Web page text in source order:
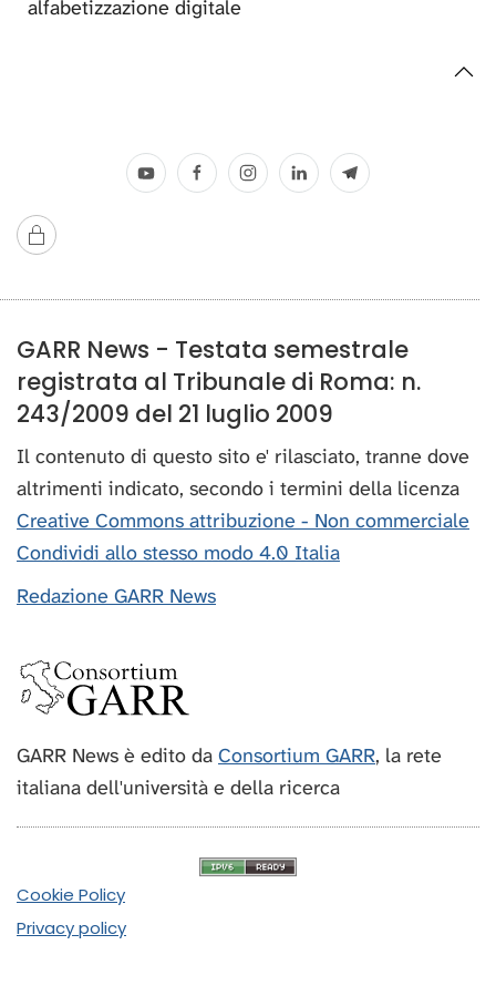
alfabetizzazione digitale
GARR News - Testata semestrale
registrata al Tribunale di Roma: n.
243/2009 del 21 luglio 2009
Il contenuto di questo sito e' rilasciato, tranne dove
altrimenti indicato, secondo i termini della licenza
Creative Commons attribuzione - Non commerciale
Condividi allo stesso modo 4.0 Italia
Redazione GARR News
GARR News è edito da Consortium GARR, la rete
italiana dell'università e della ricerca
Cookie Policy
Privacy policy